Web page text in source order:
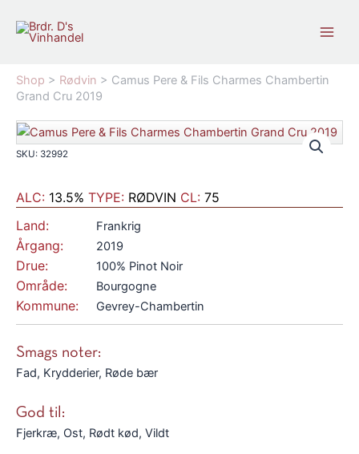
Shop > Rødvin > Camus Pere & Fils Charmes Chambertin
Grand Cru 2019
SKU: 32992
ALC: 13.5% TYPE: RØDVIN CL: 75
Land:
Frankrig
Årgang: 2019
Drue: 100% Pinot Noir
Område: Bourgogne
Kommune: Gevrey-Chambertin
Smags noter:
Fad, Krydderier, Røde bær
God til:
Fjerkræ, Ost, Rødt kød, Vildt